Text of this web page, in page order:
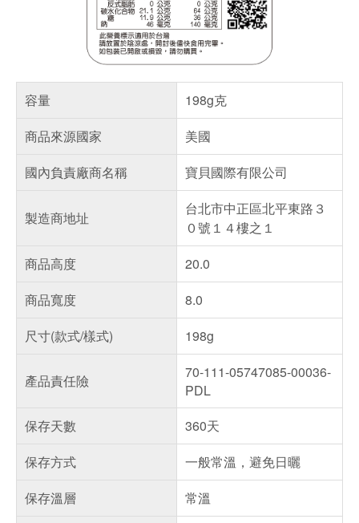
容量
198g克
商品來源國家
美國
國內負責廠商名稱
寶貝國際有限公司
製造商地址
台北市中正區北平東路３
０號１４樓之１
商品高度
20.0
商品寬度
8.0
尺寸(款式/樣式)
198g
產品責任險
70-111-05747085-00036-
PDL
保存天數
360天
保存方式
一般常溫，避免日曬
保存溫層
常溫